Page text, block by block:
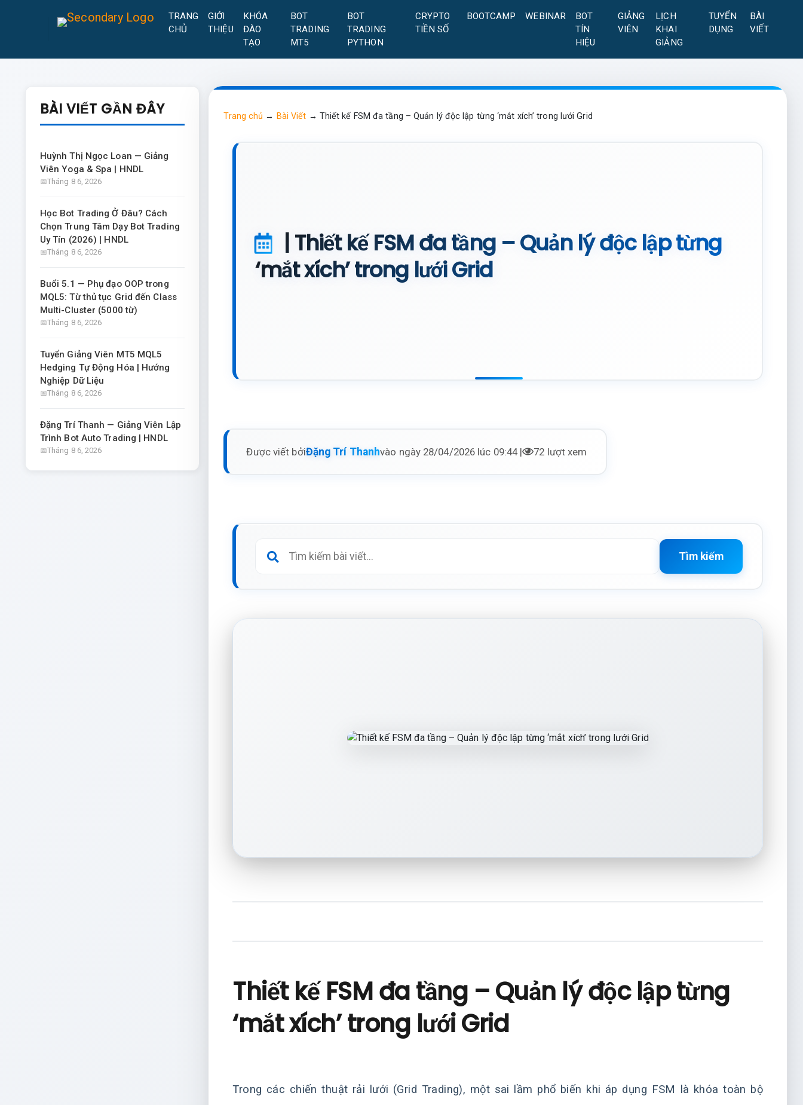
TRANG
CHỦ
GIỚI
THIỆU
KHÓA
ĐÀO
TẠO
BOT
TRADING
MT5
BOT
TRADING
PYTHON
CRYPTO
TIỀN SỐ
BOOTCAMP WEBINAR
BOT
TÍN
HIỆU
GIẢNG
VIÊN
LỊCH
KHAI
GIẢNG
TUYỂN
DỤNG
BÀI
VIẾT
BÀI VIẾT GẦN ĐÂY
Huỳnh Thị Ngọc Loan — Giảng
Viên Yoga & Spa | HNDL
Tháng 8 6, 2026
Học Bot Trading Ở Đâu? Cách
Chọn Trung Tâm Dạy Bot Trading
Uy Tín (2026) | HNDL
Tháng 8 6, 2026
Buổi 5.1 — Phụ đạo OOP trong
MQL5: Từ thủ tục Grid đến Class
Multi-Cluster (5000 từ)
Tháng 8 6, 2026
Tuyển Giảng Viên MT5 MQL5
Hedging Tự Động Hóa | Hướng
Nghiệp Dữ Liệu
Tháng 8 6, 2026
Đặng Trí Thanh — Giảng Viên Lập
Trình Bot Auto Trading | HNDL
Tháng 8 6, 2026
Trang chủ → Bài Viết → Thiết kế FSM đa tầng – Quản lý độc lập từng ‘mắt xích’ trong lưới Grid
| Thiết kế FSM đa tầng – Quản lý độc lập từng
‘mắt xích’ trong lưới Grid
Được viết bởiĐặng Trí Thanhvào ngày 28/04/2026 lúc 09:44 | 72 lượt xem
Tìm kiếm
Thiết kế FSM đa tầng – Quản lý độc lập từng
‘mắt xích’ trong lưới Grid
Trong các chiến thuật rải lưới (Grid Trading), một sai lầm phổ biến khi áp dụng FSM là khóa toàn bộ